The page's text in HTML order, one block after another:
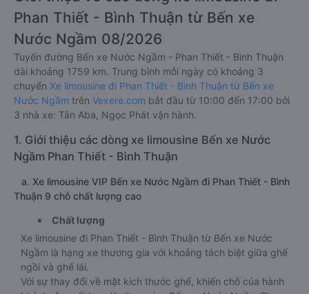
Giới thiệu về các dòng xe limousine đi
Phan Thiết - Bình Thuận từ Bến xe
Nước Ngầm 08/2026
Tuyến đường Bến xe Nước Ngầm - Phan Thiết - Bình Thuận
dài khoảng 1759 km. Trung bình mỗi ngày có khoảng 3
chuyếnXe limousine đi Phan Thiết - Bình Thuận từ Bến xe
Nước Ngầm
trên Vexere.combắt đầu từ 10:00 đến 17:00 bởi
3 nhà xe: Tân Aba, Ngọc Phát vận hành.
1. Giới thiệu các dòng xe limousine Bến xe Nước
Ngầm Phan Thiết - Bình Thuận
a. Xe limousine VIP Bến xe Nước Ngầm đi Phan Thiết - Bình
Thuận 9 chỗ chất lượng cao
Chất lượng
Xe limousine đi Phan Thiết - Bình Thuận từ Bến xe Nước